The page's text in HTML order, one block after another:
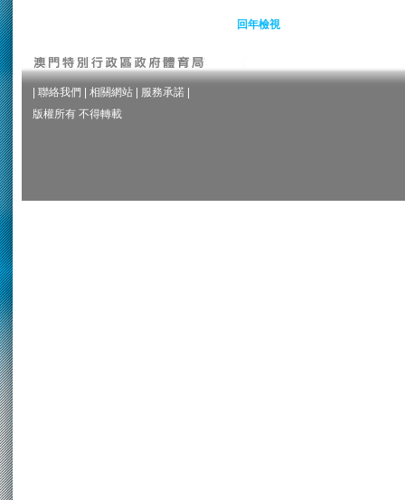
回年檢視
聯絡我們 相關網站 服務承諾
版權所有 不得轉載